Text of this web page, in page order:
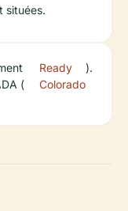
situées.
(
Ready
Colorado
).